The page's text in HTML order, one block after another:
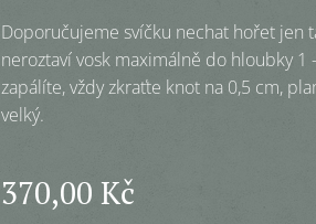
Doporučujeme svíčku nechat hořet jen
neroztaví vosk maximálně do hloubky 1
zapálíte, vždy zkraťte knot na 0,5 cm,
velký.
370,00 Kč